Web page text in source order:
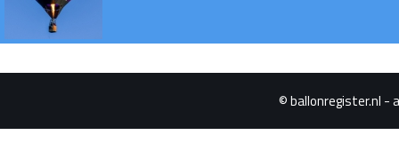
© ballonregister.nl -